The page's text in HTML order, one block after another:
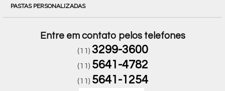
PASTAS PERSONALIZADAS
Entre em contato pelos telefones
(11) 3299-3600
(11) 5641-4782
(11) 5641-1254